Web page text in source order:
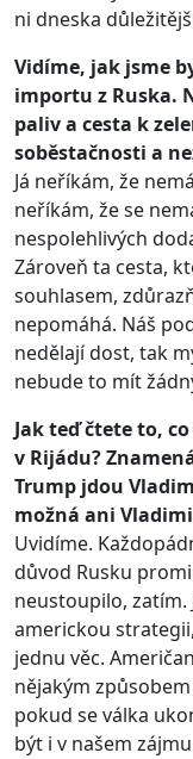
ni dneska
Vidíme, jak jsme
importu z Ruska.
paliv a cesta k
soběstačnosti a
Já neříkám, že
neříkám, že se
nespolehlivých
Zároveň ta cesta,
souhlasem,
nepomáhá. Náš
nedělají dost, tak
nebude to mít
Jak teď čtete to,
v Rijádu?
Trump jdou
možná ani
Uvidíme.
důvod Rusku
neustoupilo, zatím.
americkou
jednu věc.
nějakým
pokud se válka
být i v našem